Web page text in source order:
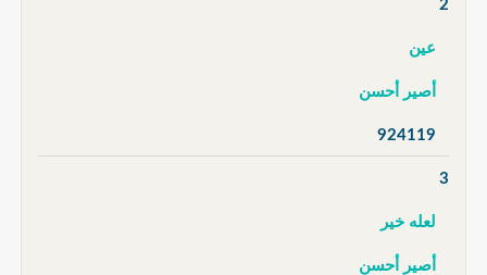
2
عين
أصير أحسن
924119
3
لعله خير
أصير أحسن